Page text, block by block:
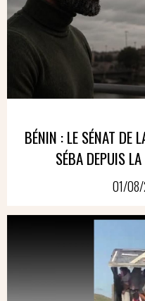
BÉNIN : LE SÉNAT DE
SÉBA DEPUIS
01/